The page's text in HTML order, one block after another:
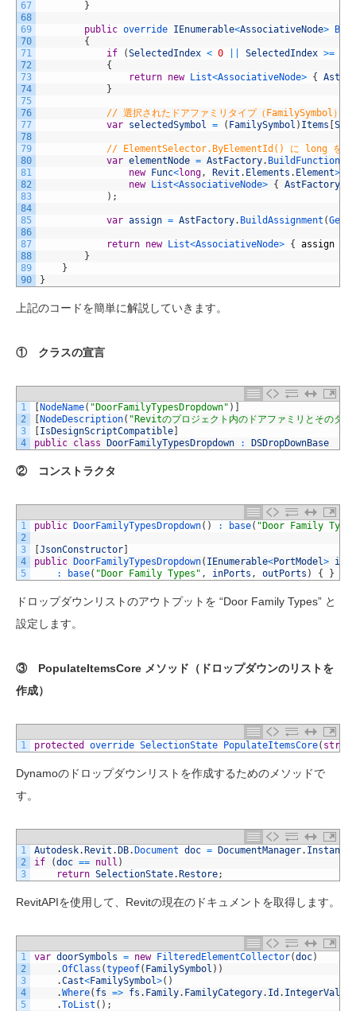
67
68
69
70
71
72
73
74
75
76
77
78
79
80
81
82
83
84
85
86
87
88
89
90
}
public override IEnumerable<AssociativeNode>
{
if
(SelectedIndex < 0 SelectedIndex >=
{
return new List<AssociativeNode> {
}
// 選択されたドアファミリタイプ（FamilySymbol）を
var selectedSymbol = ( FamilySymbol ) Items
// ElementSelector.ByElementId() に long を渡
var elementNode = AstFactory.
new
Func<long, Revit . Elements . Element>
new
List<AssociativeNode> { AstFactory
) ;
var assign = AstFactory. BuildAssignment (
return new List<AssociativeNode> { assign
}
}
}
上記のコードを簡単に解説していきます。
① クラスの宣言
1
2
3
4
NodeName( "DoorFamilyTypesDropdown" )
NodeDescription( "Revitのプロジェクト内のドアファミリとそのタ
IsDesignScriptCompatible
public class DoorFamilyTypesDropdown : DSDropDownBase
② コンストラクタ
1
2
3
4
5
public DoorFamilyTypesDropdown( ) : base( "Door Family
JsonConstructor
public
DoorFamilyTypesDropdown( IEnumerable<PortModel>
:
base( "Door Family Types" , inPorts , outPorts ) { }
ドロップダウンリストのアウトプットを “Door Family Types” と
設定します。
③ PopulateItemsCore メソッド（ドロップダウンのリストを
作成）
1 protected override SelectionState PopulateItemsCore( string
Dynamoのドロップダウンリストを作成するためのメソッドで
す。
1
2
3
Autodesk. Revit . DB. Document doc = DocumentManager. Instance
if
(doc == null )
return SelectionState. Restore;
RevitAPIを使用して、Revitの現在のドキュメントを取得します。
1
2
3
4
5
var doorSymbols = new FilteredElementCollector(doc)
.OfClass (typeof( FamilySymbol ) )
.Cast<FamilySymbol>( )
.Where( fs => fs . Family. FamilyCategory. Id . IntegerValue
.ToList ( ) ;